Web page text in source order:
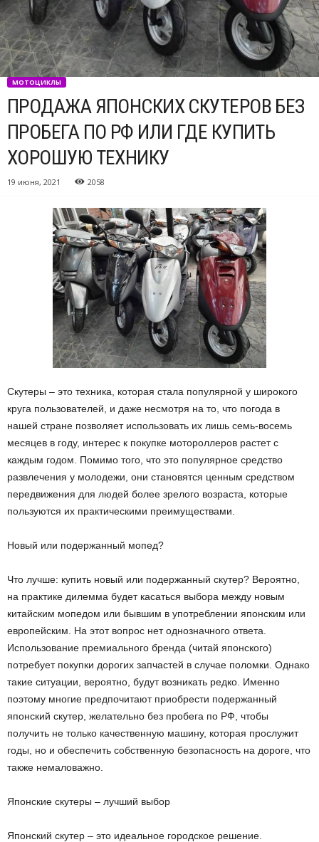
МОТОЦИКЛЫ
ПРОДАЖА ЯПОНСКИХ СКУТЕРОВ БЕЗ
ПРОБЕГА ПО РФ ИЛИ ГДЕ КУПИТЬ
ХОРОШУЮ ТЕХНИКУ
19 июня, 2021 2058
Скутеры – это техника, которая стала популярной у широкого
круга пользователей, и даже несмотря на то, что погода в
нашей стране позволяет использовать их лишь семь-восемь
месяцев в году, интерес к покупке мотороллеров растет с
каждым годом. Помимо того, что это популярное средство
развлечения у молодежи, они становятся ценным средством
передвижения для людей более зрелого возраста, которые
пользуются их практическими преимуществами.
Новый или подержанный мопед?
Что лучше: купить новый или подержанный скутер? Вероятно,
на практике дилемма будет касаться выбора между новым
китайским мопедом или бывшим в употреблении японским или
европейским. На этот вопрос нет однозначного ответа.
Использование премиального бренда (читай японского)
потребует покупки дорогих запчастей в случае поломки. Однако
такие ситуации, вероятно, будут возникать редко. Именно
поэтому многие предпочитают приобрести подержанный
японский скутер, желательно без пробега по РФ, чтобы
получить не только качественную машину, которая прослужит
годы, но и обеспечить собственную безопасность на дороге, что
также немаловажно.
Японские скутеры – лучший выбор
Японский скутер – это идеальное городское решение.